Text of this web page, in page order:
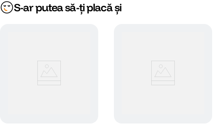
S-ar putea să-ți placă și